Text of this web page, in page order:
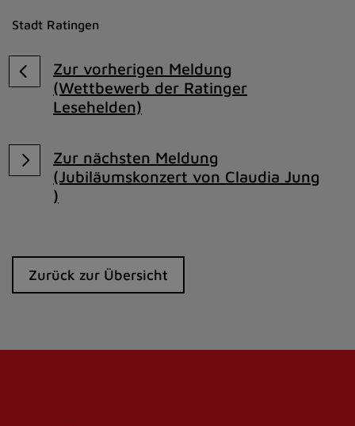
Stadt Ratingen
Zur vorherigen Meldung
(Wettbewerb der Ratinger
Lesehelden)
Zur nächsten Meldung
(Jubiläumskonzert von Claudia Jung
)
Zurück zur Übersicht